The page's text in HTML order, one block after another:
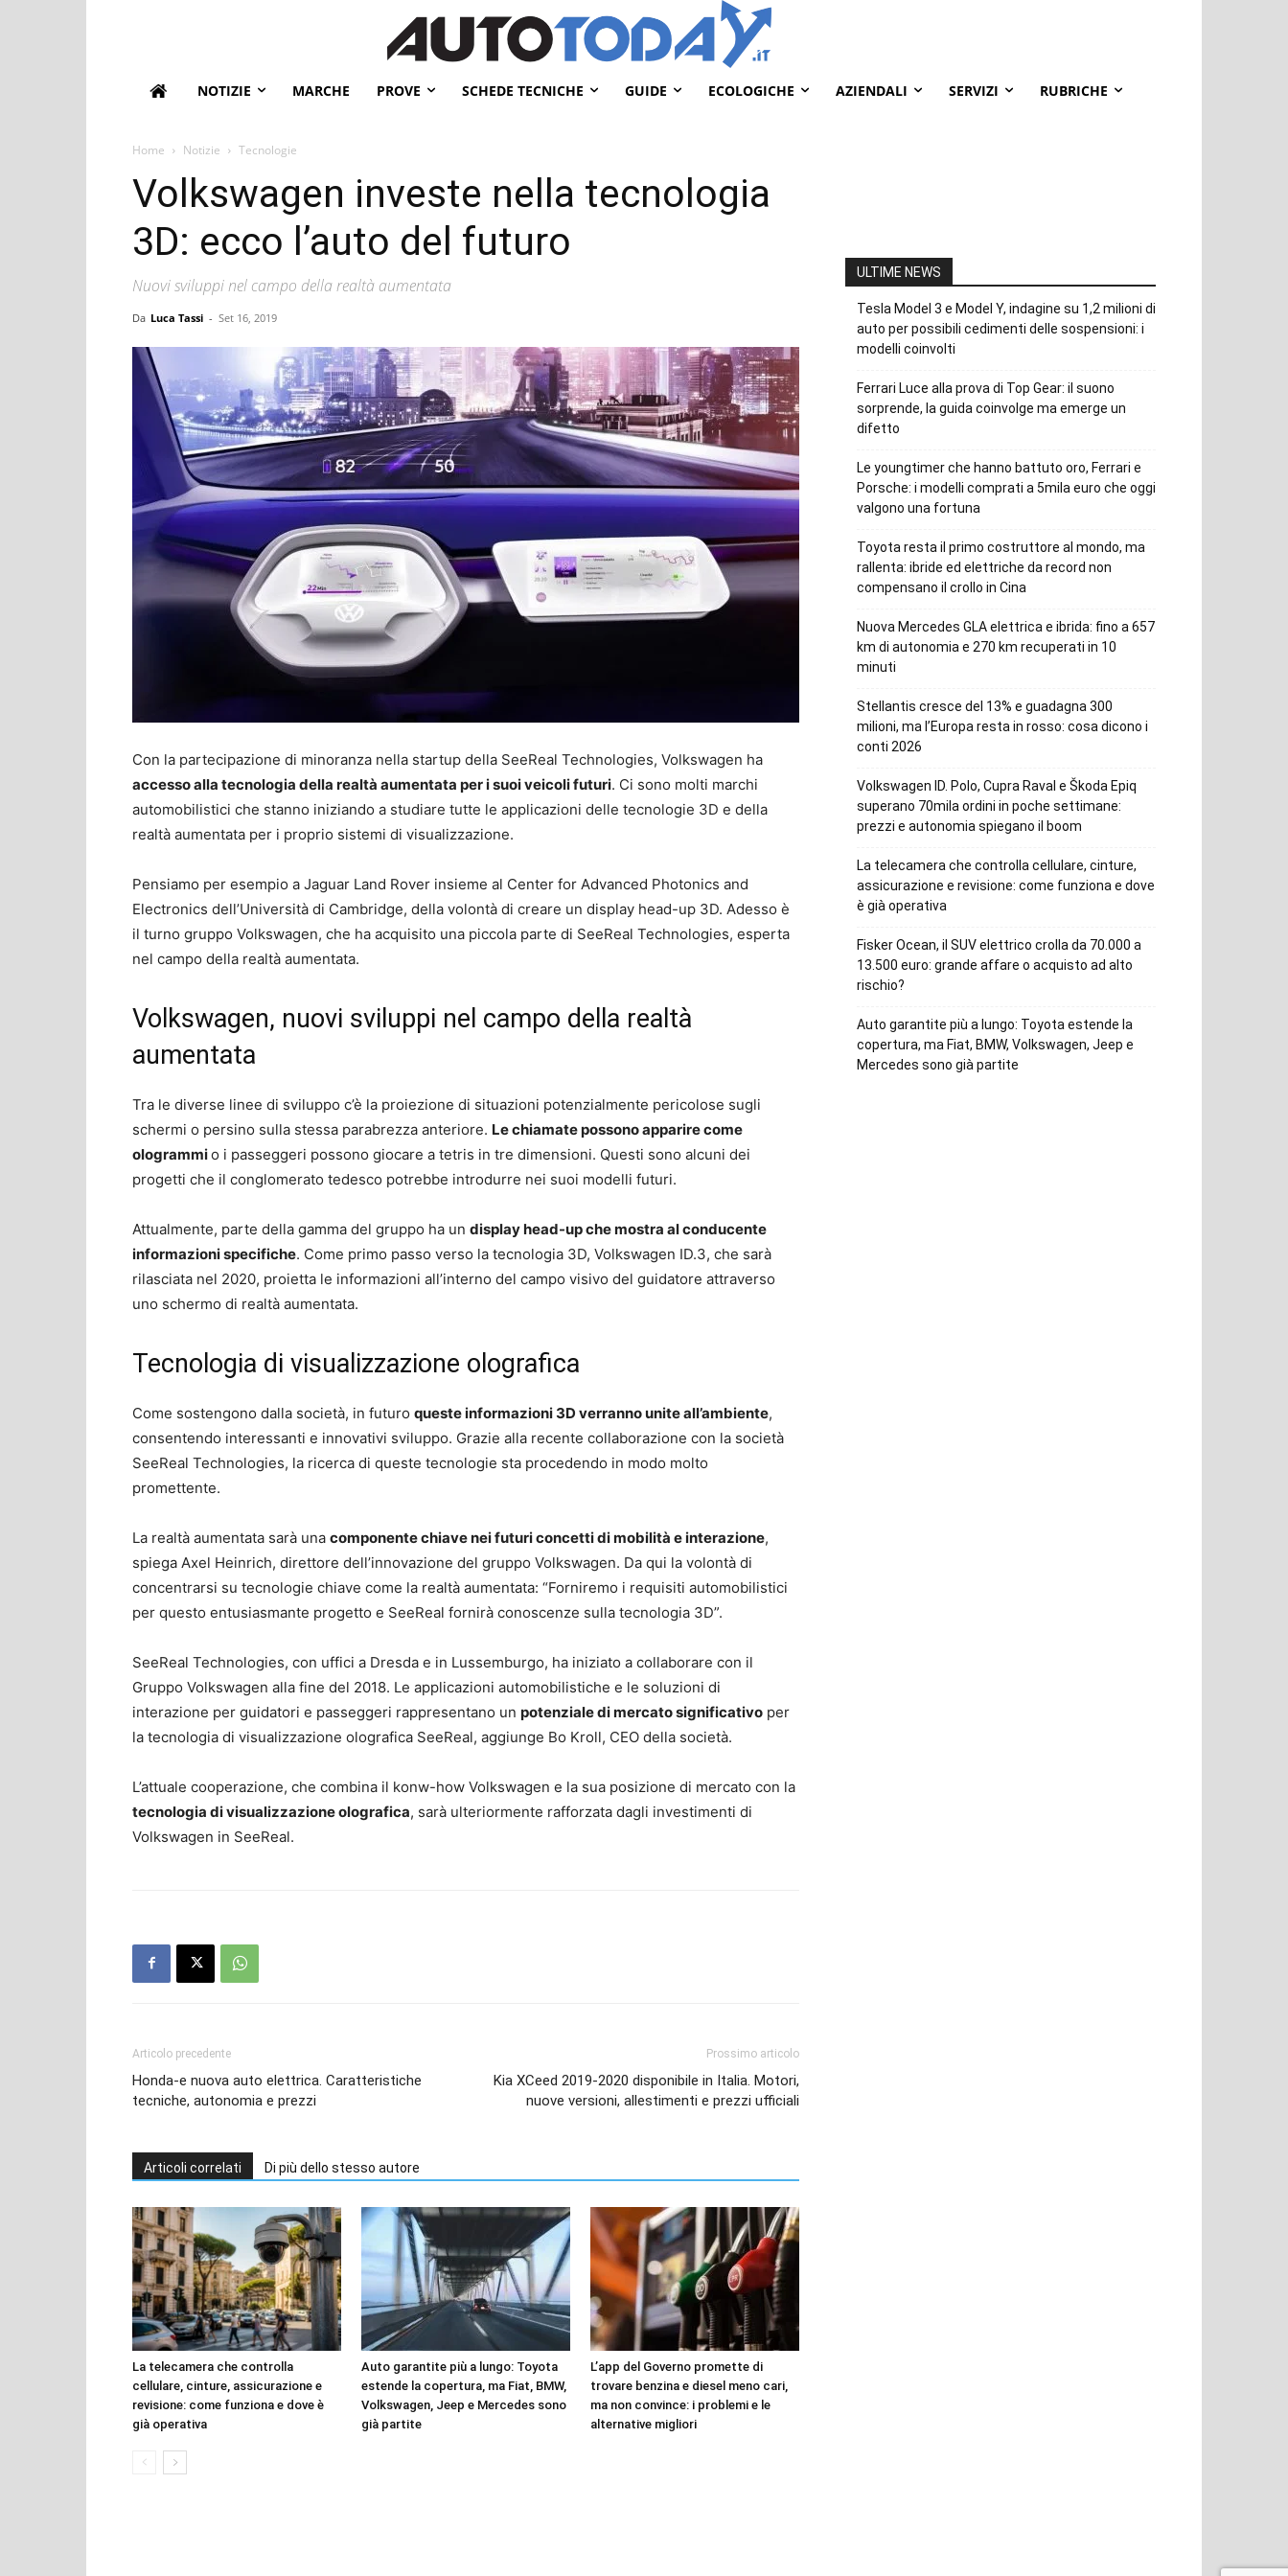
NOTIZIE MARCHE PROVE SCHEDE TECNICHE GUIDE ECOLOGICHE AZIENDALI SERVIZI RUBRICHE
Home Notizie Tecnologie
Volkswagen investe nella tecnologia
3D: ecco l’auto del futuro
Nuovi sviluppi nel campo della realtà aumentata
Da Luca Tassi - Set 16, 2019
Con la partecipazione di minoranza nella startup della SeeReal Technologies, Volkswagen ha
accesso alla tecnologia della realtà aumentata per i suoi veicoli futuri. Ci sono molti marchi
automobilistici che stanno iniziando a studiare tutte le applicazioni delle tecnologie 3D e della
realtà aumentata per i proprio sistemi di visualizzazione.
Pensiamo per esempio a Jaguar Land Rover insieme al Center for Advanced Photonics and
Electronics dell’Università di Cambridge, della volontà di creare un display head-up 3D. Adesso è
il turno gruppo Volkswagen, che ha acquisito una piccola parte di SeeReal Technologies, esperta
nel campo della realtà aumentata.
Volkswagen, nuovi sviluppi nel campo della realtà
aumentata
Tra le diverse linee di sviluppo c’è la proiezione di situazioni potenzialmente pericolose sugli
schermi o persino sulla stessa parabrezza anteriore. Le chiamate possono apparire come
ologrammio i passeggeri possono giocare a tetris in tre dimensioni. Questi sono alcuni dei
progetti che il conglomerato tedesco potrebbe introdurre nei suoi modelli futuri.
Attualmente, parte della gamma del gruppo ha un display head-up che mostra al conducente
informazioni specifiche. Come primo passo verso la tecnologia 3D, Volkswagen ID.3, che sarà
rilasciata nel 2020, proietta le informazioni all’interno del campo visivo del guidatore attraverso
uno schermo di realtà aumentata.
Tecnologia di visualizzazione olografica
Come sostengono dalla società, in futuro queste informazioni 3D verranno unite all’ambiente,
consentendo interessanti e innovativi sviluppo. Grazie alla recente collaborazione con la società
SeeReal Technologies, la ricerca di queste tecnologie sta procedendo in modo molto
promettente.
La realtà aumentata sarà una componente chiave nei futuri concetti di mobilità e interazione,
spiega Axel Heinrich, direttore dell’innovazione del gruppo Volkswagen. Da qui la volontà di
concentrarsi su tecnologie chiave come la realtà aumentata: “Forniremo i requisiti automobilistici
per questo entusiasmante progetto e SeeReal fornirà conoscenze sulla tecnologia 3D”.
SeeReal Technologies, con uffici a Dresda e in Lussemburgo, ha iniziato a collaborare con il
Gruppo Volkswagen alla fine del 2018. Le applicazioni automobilistiche e le soluzioni di
interazione per guidatori e passeggeri rappresentano un potenziale di mercato significativo per
la tecnologia di visualizzazione olografica SeeReal, aggiunge Bo Kroll, CEO della società.
L’attuale cooperazione, che combina il konw-how Volkswagen e la sua posizione di mercato con la
tecnologia di visualizzazione olografica, sarà ulteriormente rafforzata dagli investimenti di
Volkswagen in SeeReal.
Articolo precedente
Honda-e nuova auto elettrica. Caratteristiche
tecniche, autonomia e prezzi
Prossimo articolo
Kia XCeed 2019-2020 disponibile in Italia. Motori,
nuove versioni, allestimenti e prezzi ufficiali
Articoli correlati Di più dello stesso autore
La telecamera che controlla
cellulare, cinture, assicurazione e
revisione: come funziona e dove è
già operativa
Auto garantite più a lungo: Toyota
estende la copertura, ma Fiat, BMW,
Volkswagen, Jeep e Mercedes sono
già partite
L’app del Governo promette di
trovare benzina e diesel meno cari,
ma non convince: i problemi e le
alternative migliori
ULTIME NEWS
Tesla Model 3 e Model Y, indagine su 1,2 milioni di
auto per possibili cedimenti delle sospensioni: i
modelli coinvolti
Ferrari Luce alla prova di Top Gear: il suono
sorprende, la guida coinvolge ma emerge un
difetto
Le youngtimer che hanno battuto oro, Ferrari e
Porsche: i modelli comprati a 5mila euro che oggi
valgono una fortuna
Toyota resta il primo costruttore al mondo, ma
rallenta: ibride ed elettriche da record non
compensano il crollo in Cina
Nuova Mercedes GLA elettrica e ibrida: fino a 657
km di autonomia e 270 km recuperati in 10
minuti
Stellantis cresce del 13% e guadagna 300
milioni, ma l’Europa resta in rosso: cosa dicono i
conti 2026
Volkswagen ID. Polo, Cupra Raval e Škoda Epiq
superano 70mila ordini in poche settimane:
prezzi e autonomia spiegano il boom
La telecamera che controlla cellulare, cinture,
assicurazione e revisione: come funziona e dove
è già operativa
Fisker Ocean, il SUV elettrico crolla da 70.000 a
13.500 euro: grande affare o acquisto ad alto
rischio?
Auto garantite più a lungo: Toyota estende la
copertura, ma Fiat, BMW, Volkswagen, Jeep e
Mercedes sono già partite